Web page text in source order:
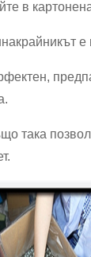
в
накрайникът
така